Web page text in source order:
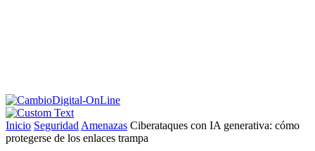
Inicio Seguridad Amenazas Ciberataques con IA generativa: cómo
protegerse de los enlaces trampa